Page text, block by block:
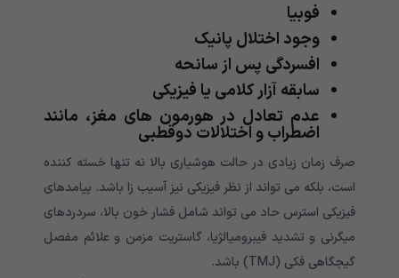
فوبیا
وجود اختلال پانیک
افسردگی پس از سانحه
سابقه آزار کلامی یا فیزیکی
عدم تعادل در هورمون های مغز، مانند
اضطراب و اختلالات دوقطبی
صرف زمان زیادی در حالت هوشیاری بالا نه تنها خسته کننده
است، بلکه می تواند از نظر فیزیکی نیز آسیب زا باشد. پیامدهای
فیزیکی استرس حاد می تواند شامل فشار خون بالا، سردردهای
میگرنی و تشدید فیبرومیالژیا، گاستریت مزمن و علائم مفصل
گیجگاهی فکی (TMJ) باشد.